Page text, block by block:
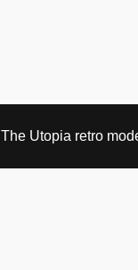
The Utopia retro